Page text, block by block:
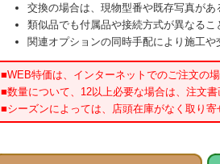
交換の場合は、現物型番や既存写真が
類似品でも付属品や接続方式が異なるこ
関連オプションの同時手配により施工
■WEB特価は、インターネットでのご注文の
■数量について、12以上必要な場合は、注文
■シーズンによっては、店頭在庫がなく取り